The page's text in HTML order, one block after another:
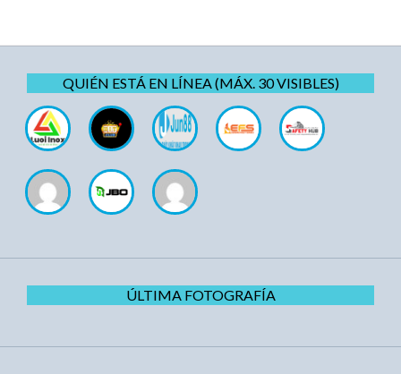
QUIÉN ESTÁ EN LÍNEA (MÁX. 30 VISIBLES)
ÚLTIMA FOTOGRAFÍA